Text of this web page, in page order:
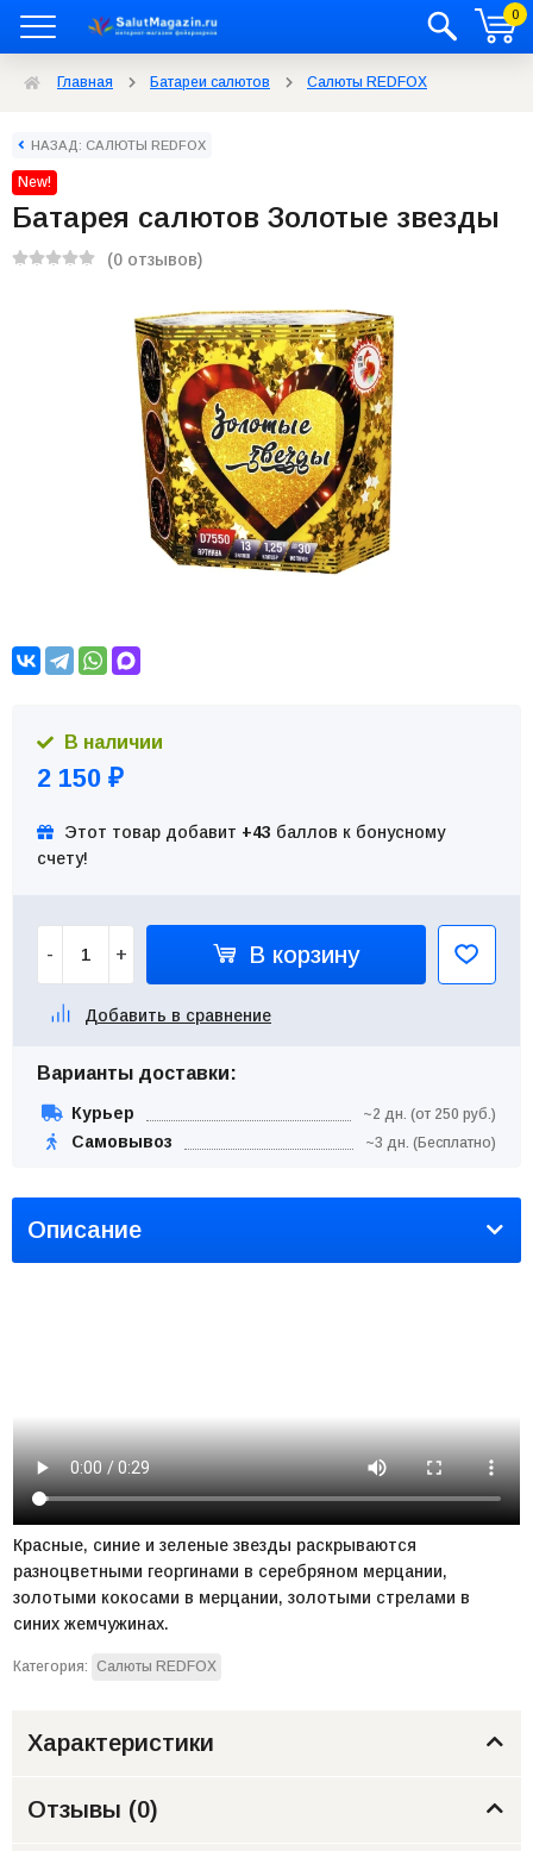
0
Главная Батареи салютов Салюты REDFOX
НАЗАД: САЛЮТЫ REDFOX
New!
Батарея салютов Золотые звезды
(0 отзывов)
В наличии
2 150 ₽
Этот товар добавит +43 баллов к бонусному
счету!
- + В корзину
Добавить в сравнение
Варианты доставки:
Курьер ~2 дн. (от 250 руб.)
Самовывоз ~3 дн. (Бесплатно)
Описание
Красные, синие и зеленые звезды раскрываются
разноцветными георгинами в серебряном мерцании,
золотыми кокосами в мерцании, золотыми стрелами в
синих жемчужинах.
Категория: Салюты REDFOX
Характеристики
Отзывы (0)